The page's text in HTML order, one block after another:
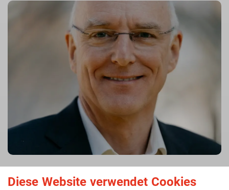
Christian Buberl
Diese Website verwendet Cookies